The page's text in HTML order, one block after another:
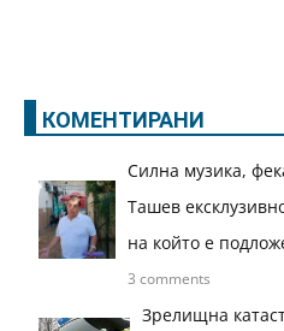
КОМЕНТИРАНИ
Силна музика,
Ташев
на който е
3 comments
Зрелищна